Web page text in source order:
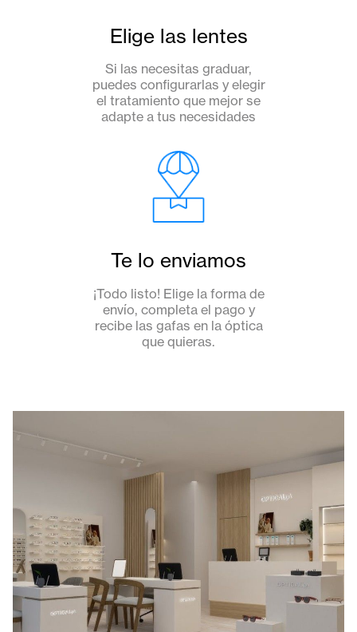
Elige las lentes
Si las necesitas graduar,
puedes configurarlas y elegir
el tratamiento que mejor se
adapte a tus necesidades
Te lo enviamos
¡Todo listo! Elige la forma de
envío, completa el pago y
recibe las gafas en la óptica
que quieras.